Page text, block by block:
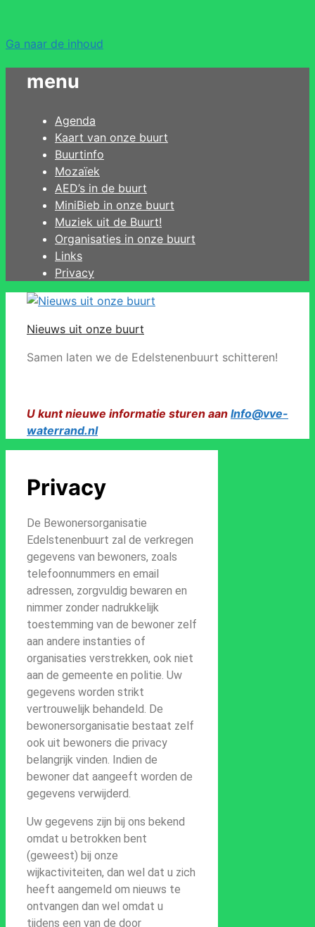
Ga naar de inhoud
menu
Agenda
Kaart van onze buurt
Buurtinfo
Mozaïek
AED’s in de buurt
MiniBieb in onze buurt
Muziek uit de Buurt!
Organisaties in onze buurt
Links
Privacy
Nieuws uit onze buurt
Samen laten we de Edelstenenbuurt schitteren!
U kunt nieuwe informatie sturen aan Info@vve-
waterrand.nl
Privacy
De Bewonersorganisatie
Edelstenenbuurt zal de verkregen
gegevens van bewoners, zoals
telefoonnummers en email
adressen, zorgvuldig bewaren en
nimmer zonder nadrukkelijk
toestemming van de bewoner zelf
aan andere instanties of
organisaties verstrekken, ook niet
aan de gemeente en politie. Uw
gegevens worden strikt
vertrouwelijk behandeld. De
bewonersorganisatie bestaat zelf
ook uit bewoners die privacy
belangrijk vinden. Indien de
bewoner dat aangeeft worden de
gegevens verwijderd.
Uw gegevens zijn bij ons bekend
omdat u betrokken bent
(geweest) bij onze
wijkactiviteiten, dan wel dat u zich
heeft aangemeld om nieuws te
ontvangen dan wel omdat u
tijdens een van de door